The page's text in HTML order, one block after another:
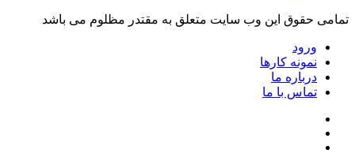
تمامی حقوق این وب سایت متعلق به مقتدر مظلوم می باشد
ورود
نمونه کارها
درباره ما
تماس با ما